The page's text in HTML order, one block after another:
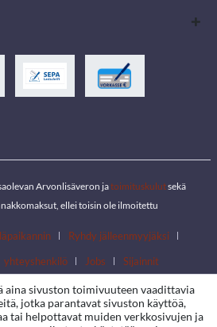
Arvonlisäveron jatoimituskulutsekä
ellei toisin ole ilmoitettu
Ryhdy jälleenmyyjäksi
yhteyshenkilö Jobs Sijainnit
aina sivuston toimivuuteen vaadittavia
jotka parantavat sivuston käyttöä,
tai helpottavat muiden verkkosivujen ja